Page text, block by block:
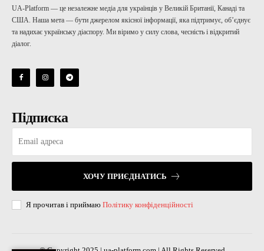
UA-Platform — це незалежне медіа для українців у Великій Британії, Канаді та
США. Наша мета — бути джерелом якісної інформації, яка підтримує, об’єднує
та надихає українську діаспору. Ми віримо у силу слова, чесність і відкритий
діалог.
Підписка
ХОЧУ ПРИЄДНАТИСЬ
Я прочитав і приймаю Політику конфіденційності